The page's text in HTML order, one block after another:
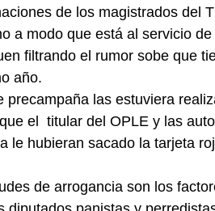
de los magistrados del
a modo que está al servicio
filtrando el rumor sobe que
año.
precampaña las estuviera
el  titular del OPLE y las
le hubieran sacado la tarjeta
de arrogancia son los